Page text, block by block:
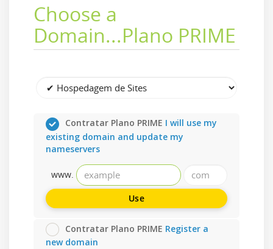
Choose a
Domain...Plano PRIME
Contratar Plano PRIME I will use my
existing domain and update my
nameservers
www.
Use
Contratar Plano PRIME Register a
new domain